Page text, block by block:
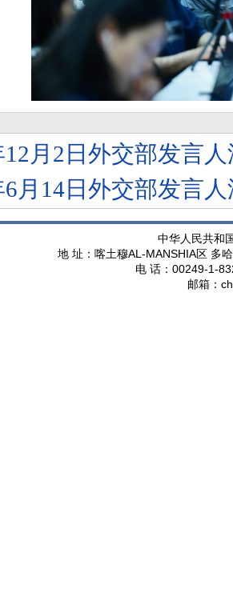
12月2日外交部发言
6月14日外交部发言
中华人民共和
地 址：喀土穆AL-MANSHIA区 多
电 话： 00249-1-
邮箱：